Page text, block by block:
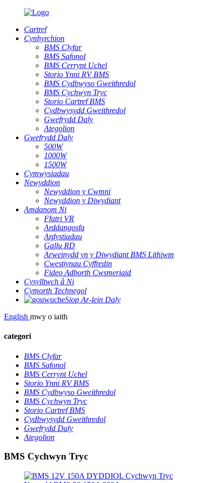
Cartref
Cynhyrchion
BMS Clyfar
BMS Safonol
BMS Cerrynt Uchel
Storio Ynni RV BMS
BMS Cydbwyso Gweithredol
BMS Cychwyn Tryc
Storio Cartref BMS
Cydbwysydd Gweithredol
Gwefrydd Daly
Ategolion
Gwefrydd Daly
500W
1000W
1500W
Cymwysiadau
Newyddion
Newyddion y Cwmni
Newyddion y Diwydiant
Amdanom Ni
Ffatri VR
Arddangosfa
Ardystiadau
Gallu RD
Arweinydd yn y Diwydiant BMS Lithiwm
Cwestiynau Cyffredin
Fideo Adborth Cwsmeriaid
Cysylltwch â Ni
Cymorth Technegol
Siop Ar-lein Daly
English mwy o iaith
categori
BMS Clyfar
BMS Safonol
BMS Cerrynt Uchel
Storio Ynni RV BMS
BMS Cydbwyso Gweithredol
BMS Cychwyn Tryc
Storio Cartref BMS
Cydbwysydd Gweithredol
Gwefrydd Daly
Ategolion
BMS Cychwyn Tryc